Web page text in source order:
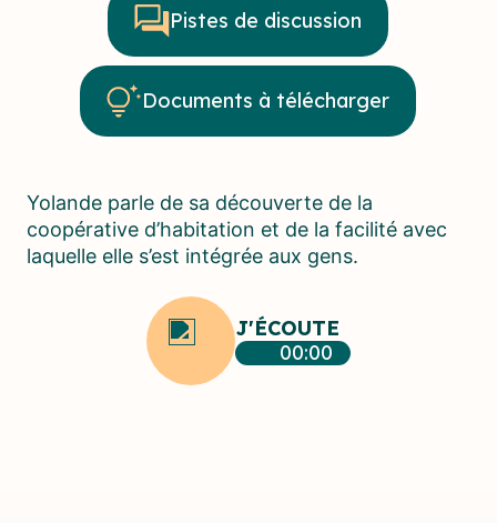
Pistes de discussion
Documents à télécharger
Yolande parle de sa découverte de la
coopérative d’habitation et de la facilité avec
laquelle elle s’est intégrée aux gens.
J'ÉCOUTE
00:00